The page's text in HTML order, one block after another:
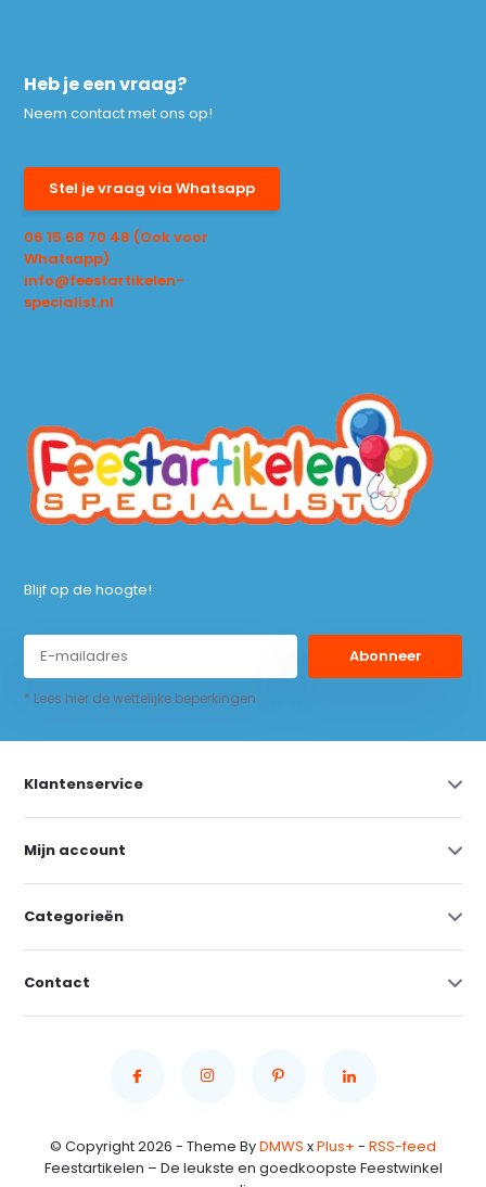
Heb je een vraag?
Neem contact met ons op!
Stel je vraag via Whatsapp
06 15 68 70 48 (Ook voor
Whatsapp)
info@feestartikelen-
specialist.nl
Blijf op de hoogte!
Abonneer
* Lees hier de wettelijke beperkingen
Klantenservice
Mijn account
Categorieën
Contact
© Copyright 2026 - Theme ByDMWS xPlus+ - RSS-feed
Feestartikelen – De leukste en goedkoopste Feestwinkel